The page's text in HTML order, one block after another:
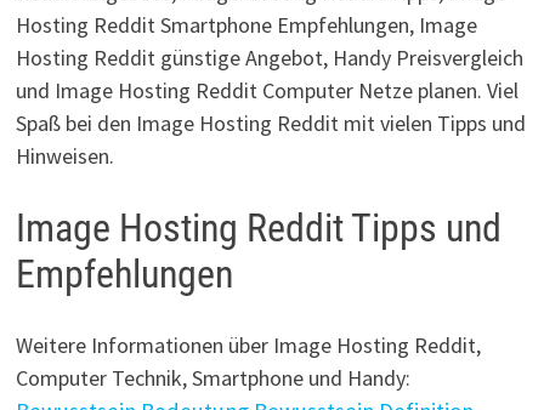
Hosting Reddit Smartphone Empfehlungen, Image
Hosting Reddit günstige Angebot, Handy Preisvergleich
und Image Hosting Reddit Computer Netze planen. Viel
Spaß bei den Image Hosting Reddit mit vielen Tipps und
Hinweisen.
Image Hosting Reddit Tipps und
Empfehlungen
Weitere Informationen über Image Hosting Reddit,
Computer Technik, Smartphone und Handy: